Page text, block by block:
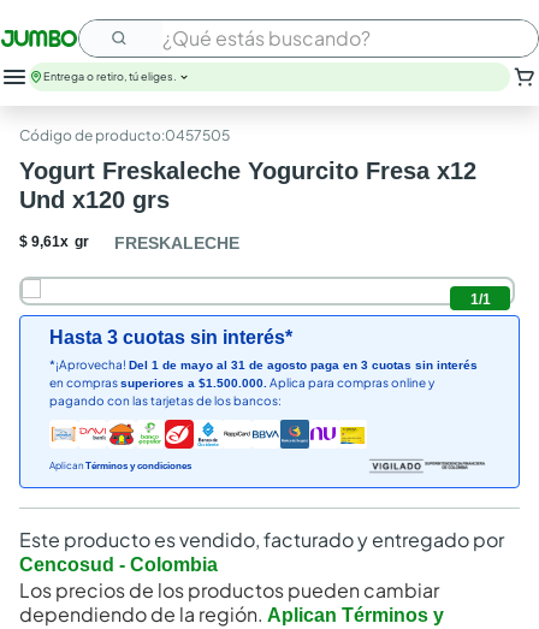
¿Qué estás buscando?
huevos
arroz
papel higienico
galletas
nutribela
pollo
Entrega o retiro, tú eliges.
:0457505
Yogurt Freskaleche Yogurcito Fresa x12
Und x120 grs
$ 9,61x gr FRESKALECHE
1/1
Hasta 3 cuotas sin interés*
*¡Aprovecha! Del 1 de mayo al 31 de agosto paga en 3 cuotas sin interés
en comprassuperiores a $1.500.000. Aplica para compras online y
pagando con las tarjetas de los bancos:
Aplican Términos y condiciones
Este producto es vendido, facturado y entregado por
Cencosud - Colombia
Los precios de los productos pueden cambiar
dependiendo de la región. Aplican Términos y